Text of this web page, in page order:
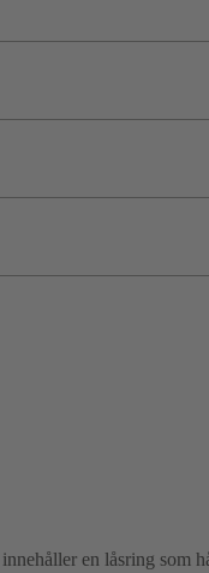
en låsring som